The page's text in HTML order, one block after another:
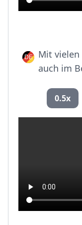
Mit
auch im
0.5x